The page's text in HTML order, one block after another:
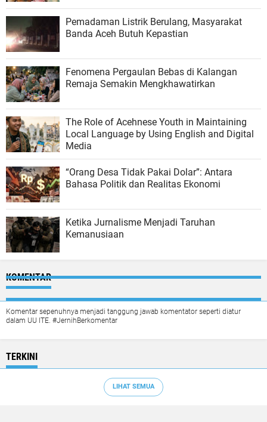
Pemadaman Listrik Berulang, Masyarakat
Banda Aceh Butuh Kepastian
Fenomena Pergaulan Bebas di Kalangan
Remaja Semakin Mengkhawatirkan
The Role of Acehnese Youth in Maintaining
Local Language by Using English and Digital
Media
“Orang Desa Tidak Pakai Dolar”: Antara
Bahasa Politik dan Realitas Ekonomi
Ketika Jurnalisme Menjadi Taruhan
Kemanusiaan
KOMENTAR
Komentar sepenuhnya menjadi tanggung jawab komentator seperti diatur
dalam UU ITE. #JernihBerkomentar
TERKINI
LIHAT SEMUA